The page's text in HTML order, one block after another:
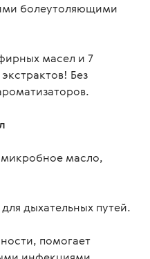
болеутоляющими
масел и 7
Без
масло,
дыхательных путей.
помогает